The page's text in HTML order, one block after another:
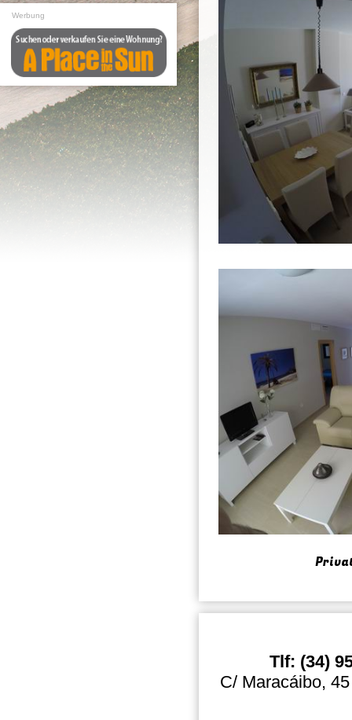
Werbung
Tlf: (34)
C/ Maracáibo,